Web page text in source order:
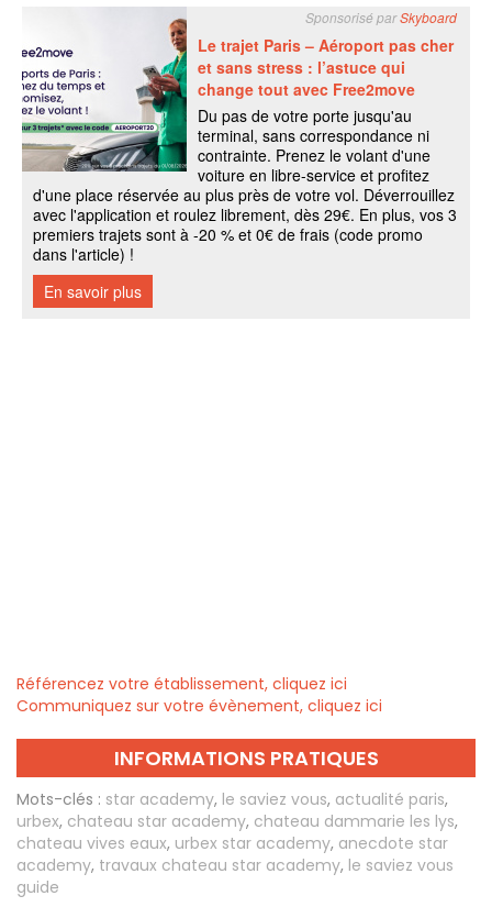
Référencez votre établissement, cliquez ici
Communiquez sur votre évènement, cliquez ici
INFORMATIONS PRATIQUES
Mots-clés : star academy, le saviez vous, actualité paris,
urbex, chateau star academy, chateau dammarie les lys,
chateau vives eaux, urbex star academy, anecdote star
academy, travaux chateau star academy, le saviez vous
guide